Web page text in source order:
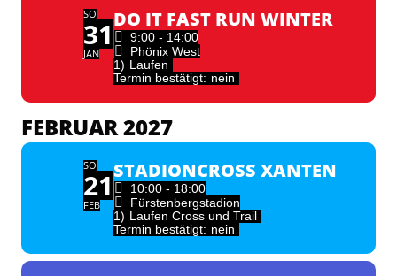
SO
31
JAN
DO IT FAST RUN WINTER
9:00 - 14:00
Phönix West
1) Laufen
Termin bestätigt: nein
FEBRUAR 2027
SO
21
FEB
STADIONCROSS XANTEN
10:00 - 18:00
Fürstenbergstadion
1) Laufen Cross und Trail
Termin bestätigt: nein